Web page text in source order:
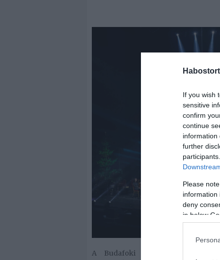
If you wish
sensitive
confirm
continue
information
further
Please
information
deny
in below
A Budafoki Dohnányi Zenekar